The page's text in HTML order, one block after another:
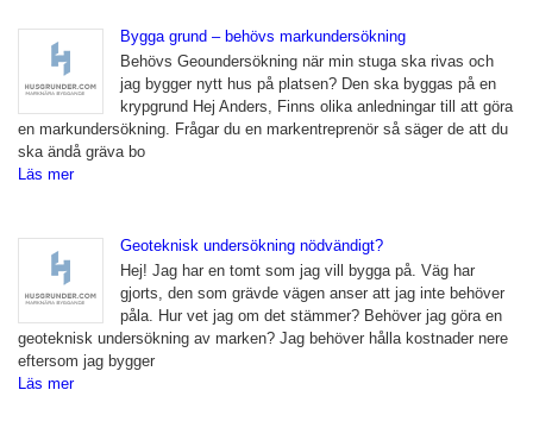
Bygga grund – behövs markundersökning
Behövs Geoundersökning när min stuga ska rivas och
jag bygger nytt hus på platsen? Den ska byggas på en
krypgrund Hej Anders, Finns olika anledningar till att göra
en markundersökning. Frågar du en markentreprenör så säger de att du
ska ändå gräva bo
Läs mer
Geoteknisk undersökning nödvändigt?
Hej! Jag har en tomt som jag vill bygga på. Väg har
gjorts, den som grävde vägen anser att jag inte behöver
påla. Hur vet jag om det stämmer? Behöver jag göra en
geoteknisk undersökning av marken? Jag behöver hålla kostnader nere
eftersom jag bygger
Läs mer